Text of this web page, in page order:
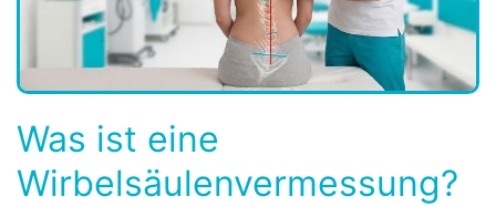
Was ist eine
Wirbelsäulenvermessung?